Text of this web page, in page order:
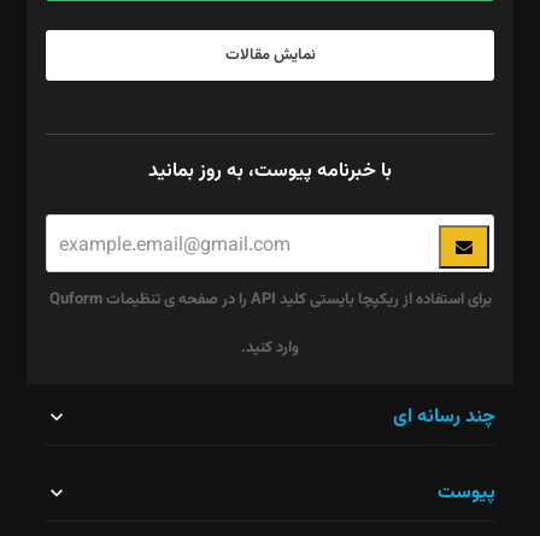
نمایش مقالات
با خبرنامه پیوست، به روز بمانید
برای استفاده از ریکپچا بایستی کلید API را در صفحه ی تنظیمات Quform
وارد کنید.
نباید
چند رسانه ای
پیوست